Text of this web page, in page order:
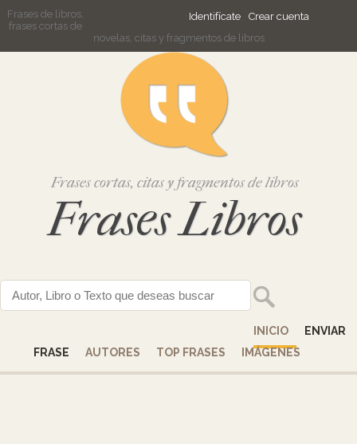
Identifícate Crear cuenta
Frases de libros,
frases cortas de
novelas, citas y fragmentos de libros
Frases cortas, citas y fragmentos de libros
Frases Libros
INICIO
ENVIAR
FRASE
AUTORES TOP FRASES IMÁGENES